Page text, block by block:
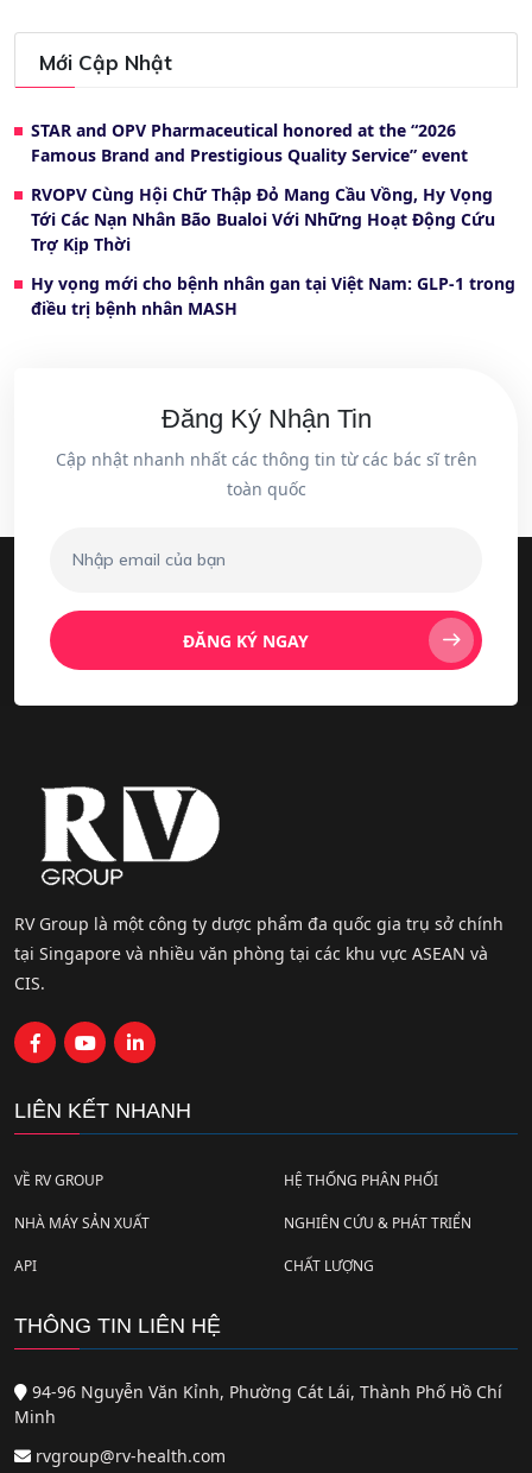
Mới Cập Nhật
STAR and OPV Pharmaceutical honored at the “2026
Famous Brand and Prestigious Quality Service” event
RVOPV Cùng Hội Chữ Thập Đỏ Mang Cầu Vồng, Hy Vọng
Tới Các Nạn Nhân Bão Bualoi Với Những Hoạt Động Cứu
Trợ Kịp Thời
Hy vọng mới cho bệnh nhân gan tại Việt Nam: GLP-1 trong
điều trị bệnh nhân MASH
Đăng Ký Nhận Tin
Cập nhật nhanh nhất các thông tin từ các bác sĩ trên
toàn quốc
ĐĂNG KÝ NGAY
RV Group là một công ty dược phẩm đa quốc gia trụ sở chính
tại Singapore và nhiều văn phòng tại các khu vực ASEAN và
CIS.
LIÊN KẾT NHANH
VỀ RV GROUP HỆ THỐNG PHÂN PHỐI
NHÀ MÁY SẢN XUẤT NGHIÊN CỨU & PHÁT TRIỂN
API CHẤT LƯỢNG
THÔNG TIN LIÊN HỆ
94-96 Nguyễn Văn Kỉnh, Phường Cát Lái, Thành Phố Hồ Chí
Minh
rvgroup@rv-health.com